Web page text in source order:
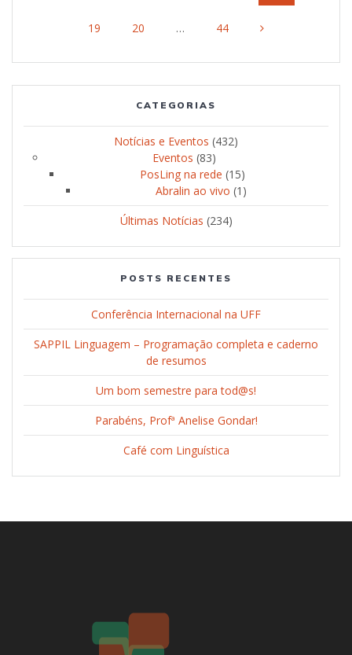
Página
19 Página
20 … Página
44
CATEGORIAS
Notícias e Eventos (432)
Eventos (83)
PosLing na rede (15)
Abralin ao vivo (1)
Últimas Notícias (234)
POSTS RECENTES
Conferência Internacional na UFF
SAPPIL Linguagem – Programação completa e caderno
de resumos
Um bom semestre para tod@s!
Parabéns, Profª Anelise Gondar!
Café com Linguística